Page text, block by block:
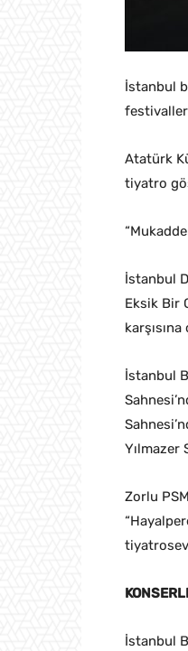
İstanbul
Atatürk
tiyatro
İstanbul
Eksik Bir
karşısına
İstanbul
Yılmazer
Zorlu
İstanbul